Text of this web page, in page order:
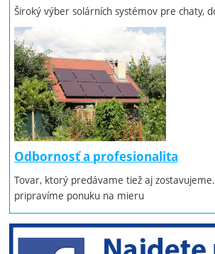
Široký výber solárních systémov pre chaty,
Odbornosť a profesionalita
Tovar, ktorý predávame tiež aj
pripravíme ponuku na mieru